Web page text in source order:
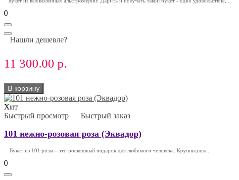
0
Нашли дешевле?
11 300.00 р.
В корзину
Хит
Быстрый просмотр
Быстрый заказ
101 нежно-розовая роза (Эквадор)
Букет из 101 розы – это роскошный подарок для любимого человека. Крупны,неж..
0